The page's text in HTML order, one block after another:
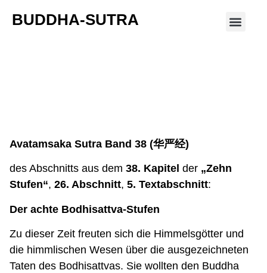
BUDDHA-SUTRA
Avatamsaka Sutra Band 38 (华严经)
des Abschnitts aus dem 38. Kapitel der „Zehn
Stufen“, 26. Abschnitt, 5. Textabschnitt:
Der achte Bodhisattva-Stufen
Zu dieser Zeit freuten sich die Himmelsgötter und
die himmlischen Wesen über die ausgezeichneten
Taten des Bodhisattvas. Sie wollten den Buddha